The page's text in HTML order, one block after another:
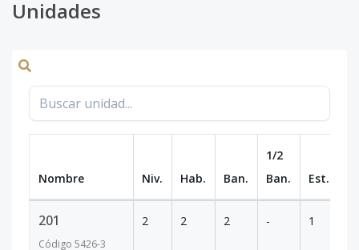
Unidades
Nombre Niv. Hab. Ban.
1/2
Ban.
Est.
201
Código 5426-3
2 2 2 - 1